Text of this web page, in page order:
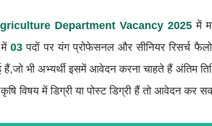
Department Vacancy 2025में
में03 पदों पर यंग प्रोफेसनल और सीनियर रिसर्च
हैं,जो भी अभ्यर्थी इसमें आवेदन करना चाहते हैं अंतिम
विषय में डिग्री या पोस्ट डिग्री हैं तो आवेदन कर